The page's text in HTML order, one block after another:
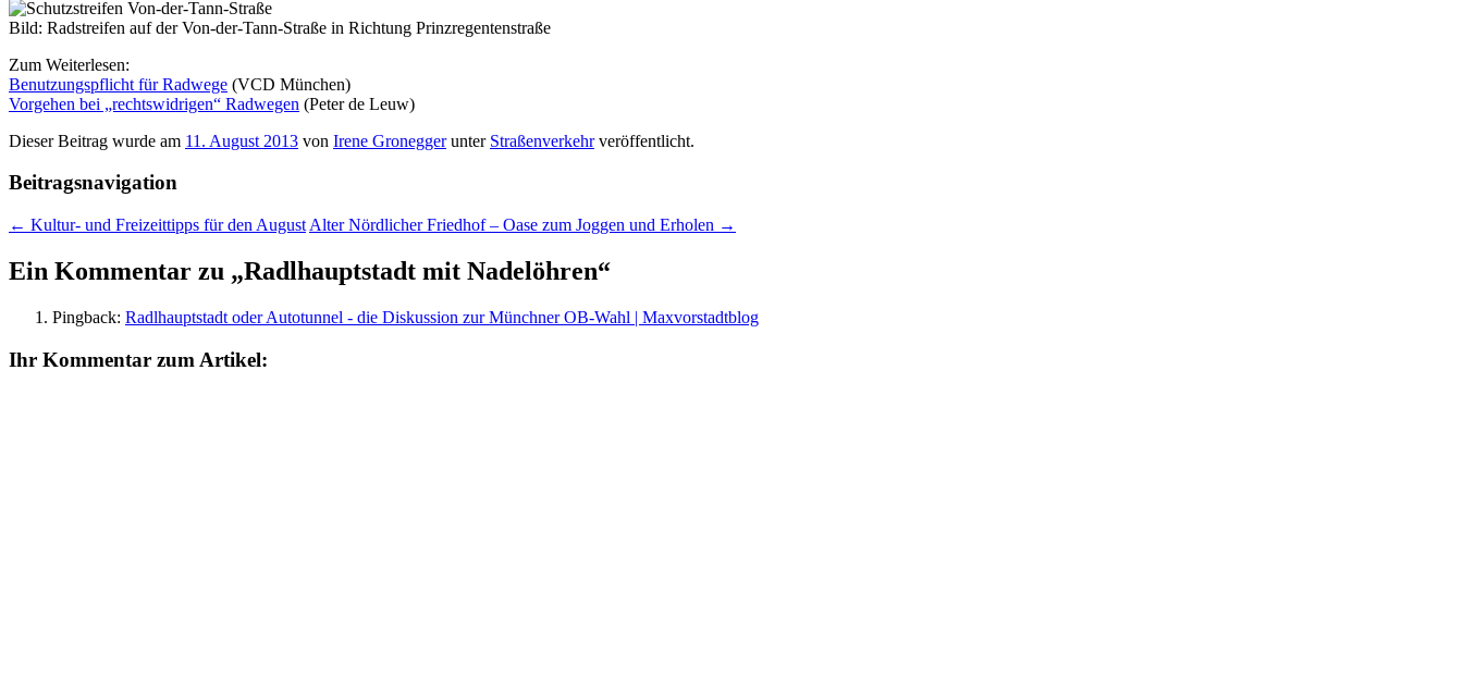
Bild: Radstreifen auf der Von-der-Tann-Straße in Richtung Prinzregentenstraße
Zum Weiterlesen:
Benutzungspflicht für Radwege (VCD München)
Vorgehen bei „rechtswidrigen“ Radwegen (Peter de Leuw)
Dieser Beitrag wurde am 11. August 2013 von Irene Groneggerunter Straßenverkehrveröffentlicht.
Beitragsnavigation
← Kultur- und Freizeittipps für den August Alter Nördlicher Friedhof – Oase zum Joggen und Erholen →
Ein Kommentar zu „Radlhauptstadt mit Nadelöhren“
Pingback: Radlhauptstadt oder Autotunnel - die Diskussion zur Münchner OB-Wahl | Maxvorstadtblog
Ihr Kommentar zum Artikel: